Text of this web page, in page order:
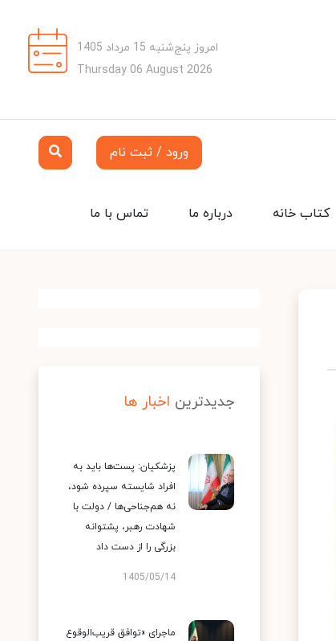
امروز پنج‌شنبه 15 مرداد 1405
Thursday 06 August 2026
ورود / ثبت نام
تماس با ما درباره ما کتاب خانه
جدیدترین اخبار ها
پزشکیان: پست‌ها باید به
افراد شایسته سپرده شود،
نه هم‌جناحی‌ها / دولت با
شهادت رهبر، پشتوانه
بزرگی را از دست داد
1405/05/14
ماجرای «توافق قریب‌الوقوع